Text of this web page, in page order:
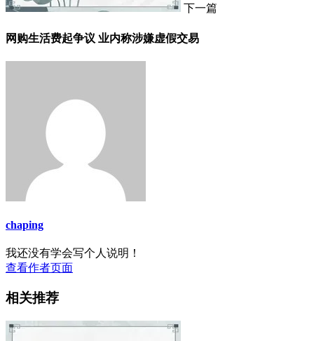
下一篇
网购生活费起争议 业内称涉嫌虚假交易
chaping
我还没有学会写个人说明！
查看作者页面
相关推荐